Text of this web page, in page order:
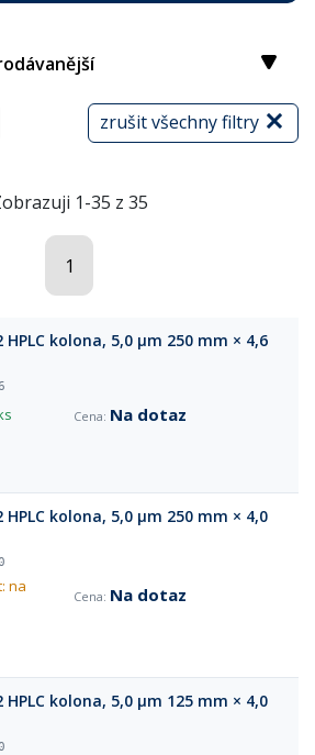
zrušit všechny filtry
1-35 z 35
1
HPLC kolona, 5,0 µm 250 mm × 4,6
Na dotaz
HPLC kolona, 5,0 µm 250 mm × 4,0
na
Na dotaz
HPLC kolona, 5,0 µm 125 mm × 4,0